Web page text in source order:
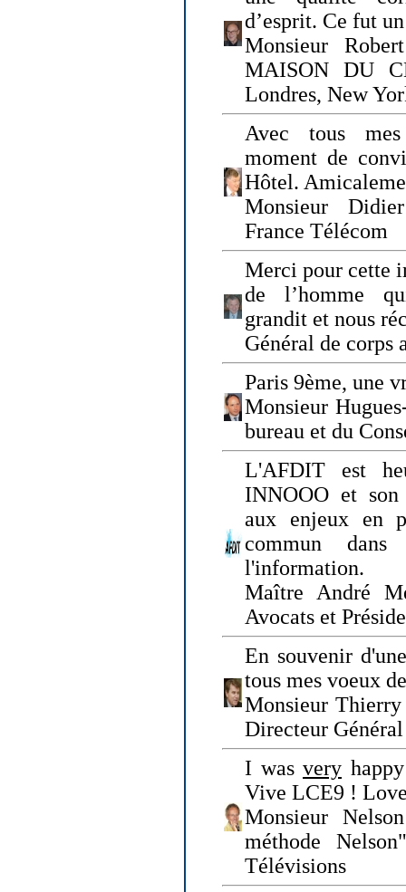
d’esprit. Ce fut
Monsieur
MAISON DU
Londres, New
Avec tous
moment de
Hôtel.
Monsieur
France Télécom
Merci pour cette
de l’homme
grandit et nous
Général de corps
Paris 9ème, une
Monsieur
bureau et du
L'AFDIT est
INNOOO et
aux enjeux en
commun
l'information.
Maître André
Avocats et
En souvenir
tous mes voeux
Monsieur
Directeur
I was very
Vive LCE9 !
Monsieur
méthode
Télévisions